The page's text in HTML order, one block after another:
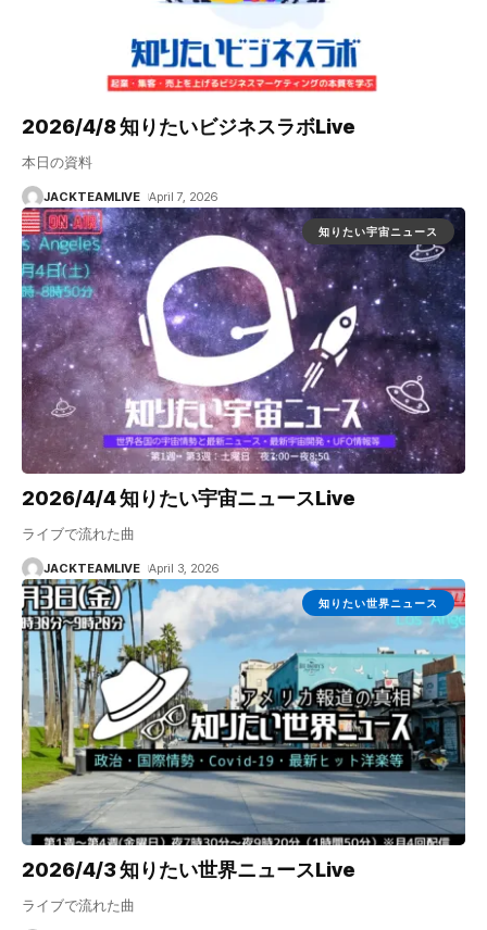
2026/4/8 知りたいビジネスラボLive
本日の資料
JACKTEAMLIVE April 7, 2026
知りたい宇宙ニュース
2026/4/4 知りたい宇宙ニュースLive
ライブで流れた曲
JACKTEAMLIVE April 3, 2026
知りたい世界ニュース
2026/4/3 知りたい世界ニュースLive
ライブで流れた曲